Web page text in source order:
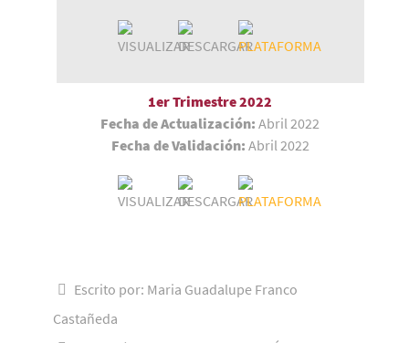
1er Trimestre 2022
Fecha de Actualización: Abril 2022
Fecha de Validación: Abril 2022
Escrito por: Maria Guadalupe Franco
Castañeda